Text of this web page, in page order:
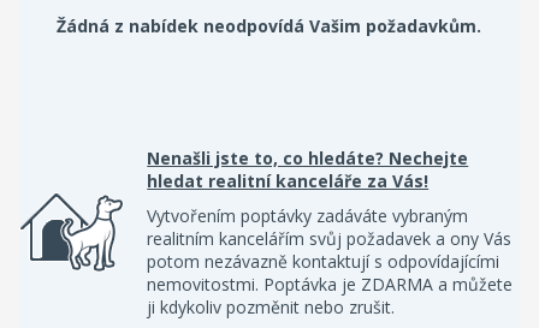
Žádná z nabídek neodpovídá Vašim požadavkům.
Nenašli jste to, co hledáte? Nechejte
hledat realitní kanceláře za Vás!
Vytvořením poptávky zadáváte vybraným
realitním kancelářím svůj požadavek a ony Vás
potom nezávazně kontaktují s odpovídajícími
nemovitostmi. Poptávka je ZDARMA a můžete
ji kdykoliv pozměnit nebo zrušit.